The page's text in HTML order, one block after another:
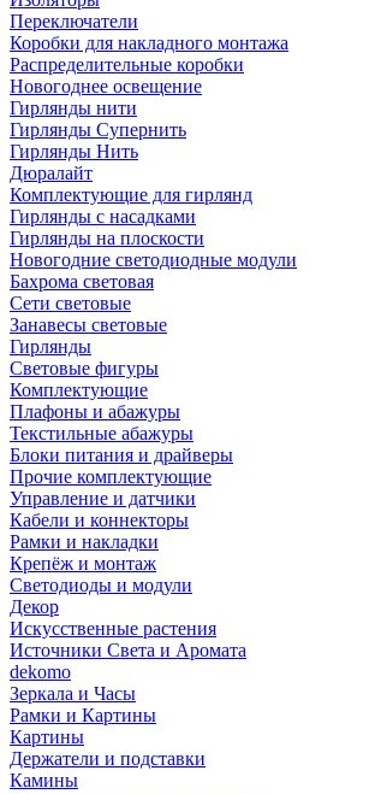
Переключатели
Коробки для накладного монтажа
Распределительные коробки
Новогоднее освещение
Гирлянды нити
Гирлянды Супернить
Гирлянды Нить
Дюралайт
Комплектующие для гирлянд
Гирлянды с насадками
Гирлянды на плоскости
Новогодние светодиодные модули
Бахрома световая
Сети световые
Занавесы световые
Гирлянды
Световые фигуры
Комплектующие
Плафоны и абажуры
Текстильные абажуры
Блоки питания и драйверы
Прочие комплектующие
Управление и датчики
Кабели и коннекторы
Рамки и накладки
Крепёж и монтаж
Светодиоды и модули
Декор
Искусственные растения
Источники Света и Аромата
dekomo
Зеркала и Часы
Рамки и Картины
Картины
Держатели и подставки
Камины